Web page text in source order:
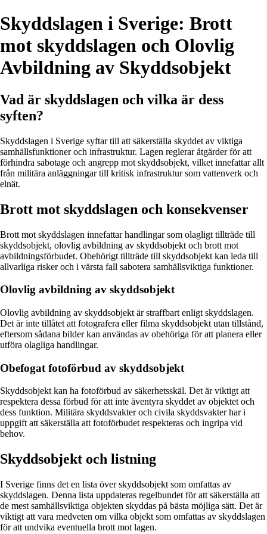
Skyddslagen i Sverige: Brott
mot skyddslagen och Olovlig
Avbildning av Skyddsobjekt
Vad är skyddslagen och vilka är dess
syften?
Skyddslagen i Sverige syftar till att säkerställa skyddet av viktiga
samhällsfunktioner och infrastruktur. Lagen reglerar åtgärder för att
förhindra sabotage och angrepp mot skyddsobjekt, vilket innefattar allt
från militära anläggningar till kritisk infrastruktur som vattenverk och
elnät.
Brott mot skyddslagen och konsekvenser
Brott mot skyddslagen innefattar handlingar som olagligt tillträde till
skyddsobjekt, olovlig avbildning av skyddsobjekt och brott mot
avbildningsförbudet. Obehörigt tillträde till skyddsobjekt kan leda till
allvarliga risker och i värsta fall sabotera samhällsviktiga funktioner.
Olovlig avbildning av skyddsobjekt
Olovlig avbildning av skyddsobjekt är straffbart enligt skyddslagen.
Det är inte tillåtet att fotografera eller filma skyddsobjekt utan tillstånd,
eftersom sådana bilder kan användas av obehöriga för att planera eller
utföra olagliga handlingar.
Obefogat fotoförbud av skyddsobjekt
Skyddsobjekt kan ha fotoförbud av säkerhetsskäl. Det är viktigt att
respektera dessa förbud för att inte äventyra skyddet av objektet och
dess funktion. Militära skyddsvakter och civila skyddsvakter har i
uppgift att säkerställa att fotoförbudet respekteras och ingripa vid
behov.
Skyddsobjekt och listning
I Sverige finns det en lista över skyddsobjekt som omfattas av
skyddslagen. Denna lista uppdateras regelbundet för att säkerställa att
de mest samhällsviktiga objekten skyddas på bästa möjliga sätt. Det är
viktigt att vara medveten om vilka objekt som omfattas av skyddslagen
för att undvika eventuella brott mot lagen.